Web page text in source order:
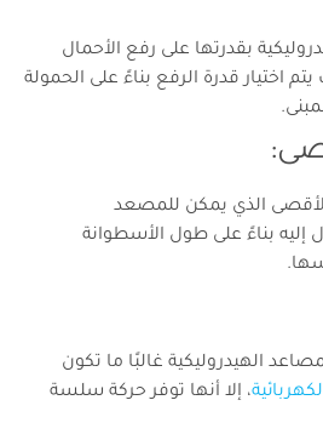
بقدرتها على رفع الأحمال
يتم اختيار قدرة الرفع بناءً على الحمولة
الأقصى الذي يمكن للمصعد
إليه بناءً على طول الأسطوانة
الهيدروليكية غالبًا ما تكون
، إلا أنها توفر حركة سلسة